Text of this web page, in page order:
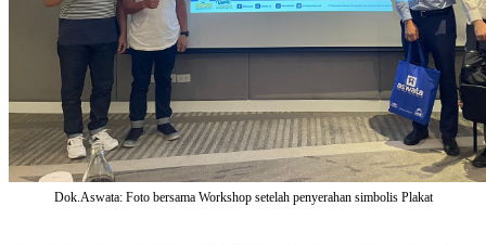
Dok.Aswata: Foto bersama Workshop setelah penyerahan simbolis Plakat